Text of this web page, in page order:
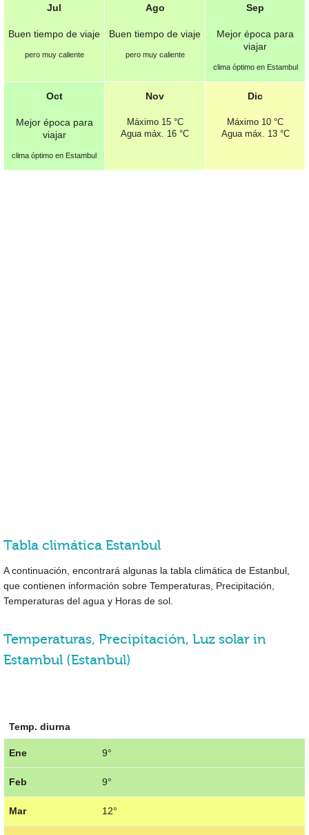
Jul
Buen tiempo de viaje
pero muy caliente
Ago
Buen tiempo de viaje
pero muy caliente
Sep
Mejor época para
viajar
clima óptimo en Estambul
Oct
Mejor época para
viajar
clima óptimo en Estambul
Nov
Máximo 15 °C
Agua máx. 16 °C
Dic
Máximo 10 °C
Agua máx. 13 °C
Tabla climática Estanbul
A continuación, encontrará algunas la tabla climática de Estanbul,
que contienen información sobre Temperaturas, Precipitación,
Temperaturas del agua y Horas de sol.
Temperaturas, Precipitación, Luz solar in
Estambul (Estanbul)
Temp. diurna
Ene 9°
Feb 9°
Mar 12°